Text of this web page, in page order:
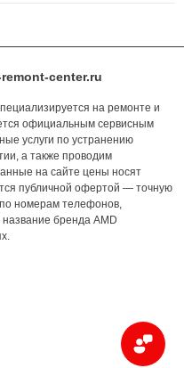
center.ru
на ремонте и
официальным сервисным
услуги по устранению
а также проводим
на сайте цены носят
публичной офертой — точную
номерам телефонов,
бренда AMD